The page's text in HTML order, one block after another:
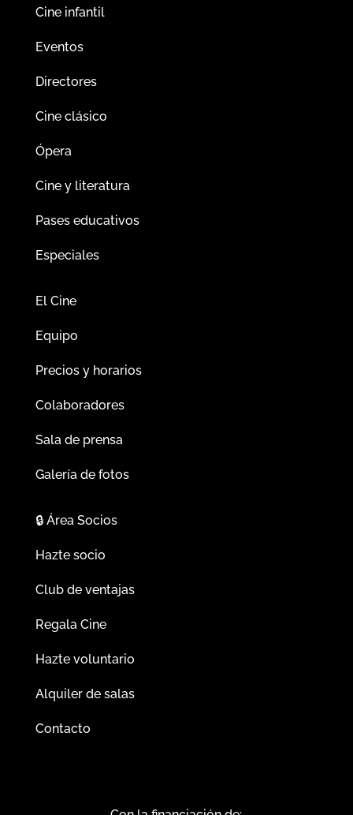
Cine infantil
Eventos
Directores
Cine clásico
Ópera
Cine y literatura
Pases educativos
Especiales
El Cine
Equipo
Precios y horarios
Colaboradores
Sala de prensa
Galería de fotos
🔒Área Socios
Hazte socio
Club de ventajas
Regala Cine
Hazte voluntario
Alquiler de salas
Contacto